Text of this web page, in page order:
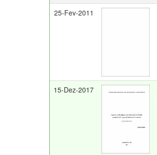
25-Fev-2011
15-Dez-2017